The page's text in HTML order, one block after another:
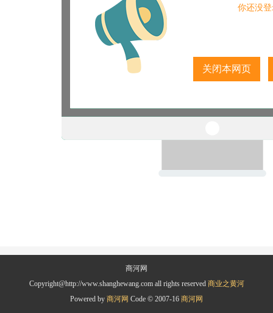
你还没
关闭本网页
商河网
Copyright@http://www.shanghewang.com all rights reserved 商业之黄河
Powered by 商河网 Code © 2007-16 商河网